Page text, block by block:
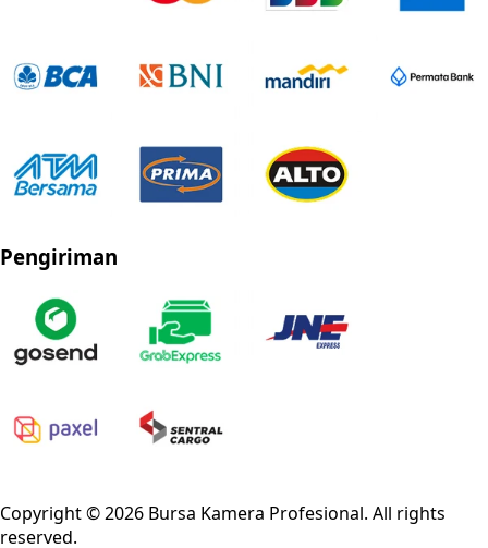
Pengiriman
Copyright ©2026 Bursa Kamera Profesional. All rights
reserved.